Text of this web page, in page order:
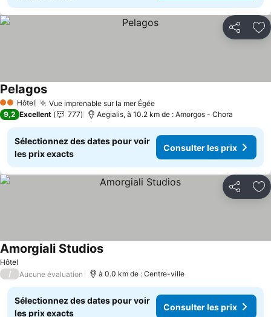
Partager
2 Étoiles
Hôtel Vue imprenable sur la mer ÉgéeConsulter les prix
PelagosConsulter les prix
9,2 Excellent 777 Aegialis, à 10.2 km de : Amorgos - Chora
Sélectionnez des dates pour voir
les prix exacts
Consulter les prix
Partager
Hôtel
Amorgiali StudiosConsulter les prix
/ Aucune évaluation à 0.0 km de : Centre-ville
Sélectionnez des dates pour voir
les prix exacts
Consulter les prix